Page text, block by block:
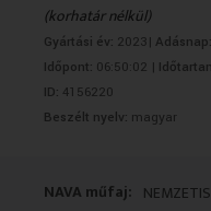
(korhatár nélkül)
Gyártási év: 2023| Adásnap:
Időpont: 06:50:02 |
ID: 4156220
Beszélt nyelv: magyar
NAVA műfaj: